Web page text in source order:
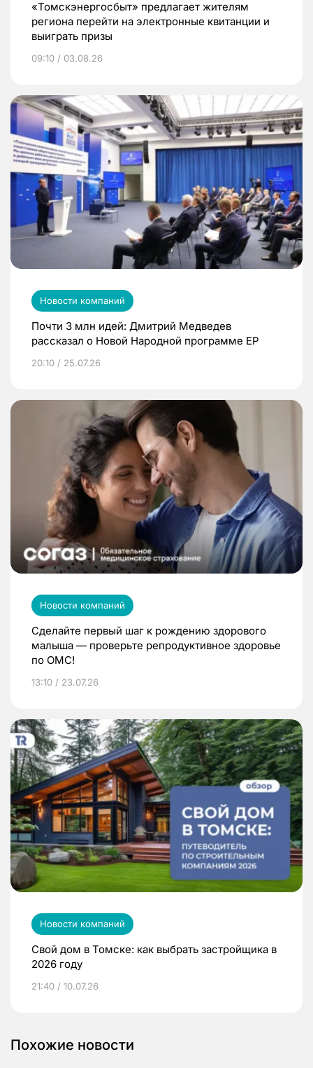
«Томскэнергосбыт» предлагает жителям
региона перейти на электронные квитанции и
выиграть призы
09:10 / 03.08.26
Новости компаний
Почти 3 млн идей: Дмитрий Медведев
рассказал о Новой Народной программе ЕР
20:10 / 25.07.26
Новости компаний
Сделайте первый шаг к рождению здорового
малыша — проверьте репродуктивное здоровье
по ОМС!
13:10 / 23.07.26
Новости компаний
Свой дом в Томске: как выбрать застройщика в
2026 году
21:40 / 10.07.26
Похожие новости